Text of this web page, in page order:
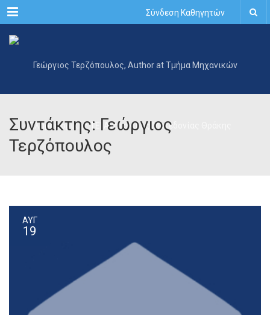
Menu Σύνδεση Καθηγητών
Συντάκτης: Γεώργιος
Τερζόπουλος
ΑΥΓ
19